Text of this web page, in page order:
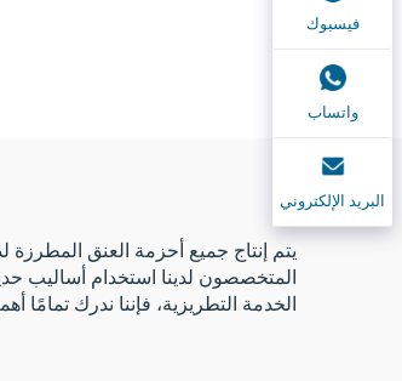
يتم إنتاج جميع أحزمة العنق المطرزة
الخدمة التطريزية، فإننا ندرك تمامًا
فيسبوك
واتساب
البريد الإلكتروني